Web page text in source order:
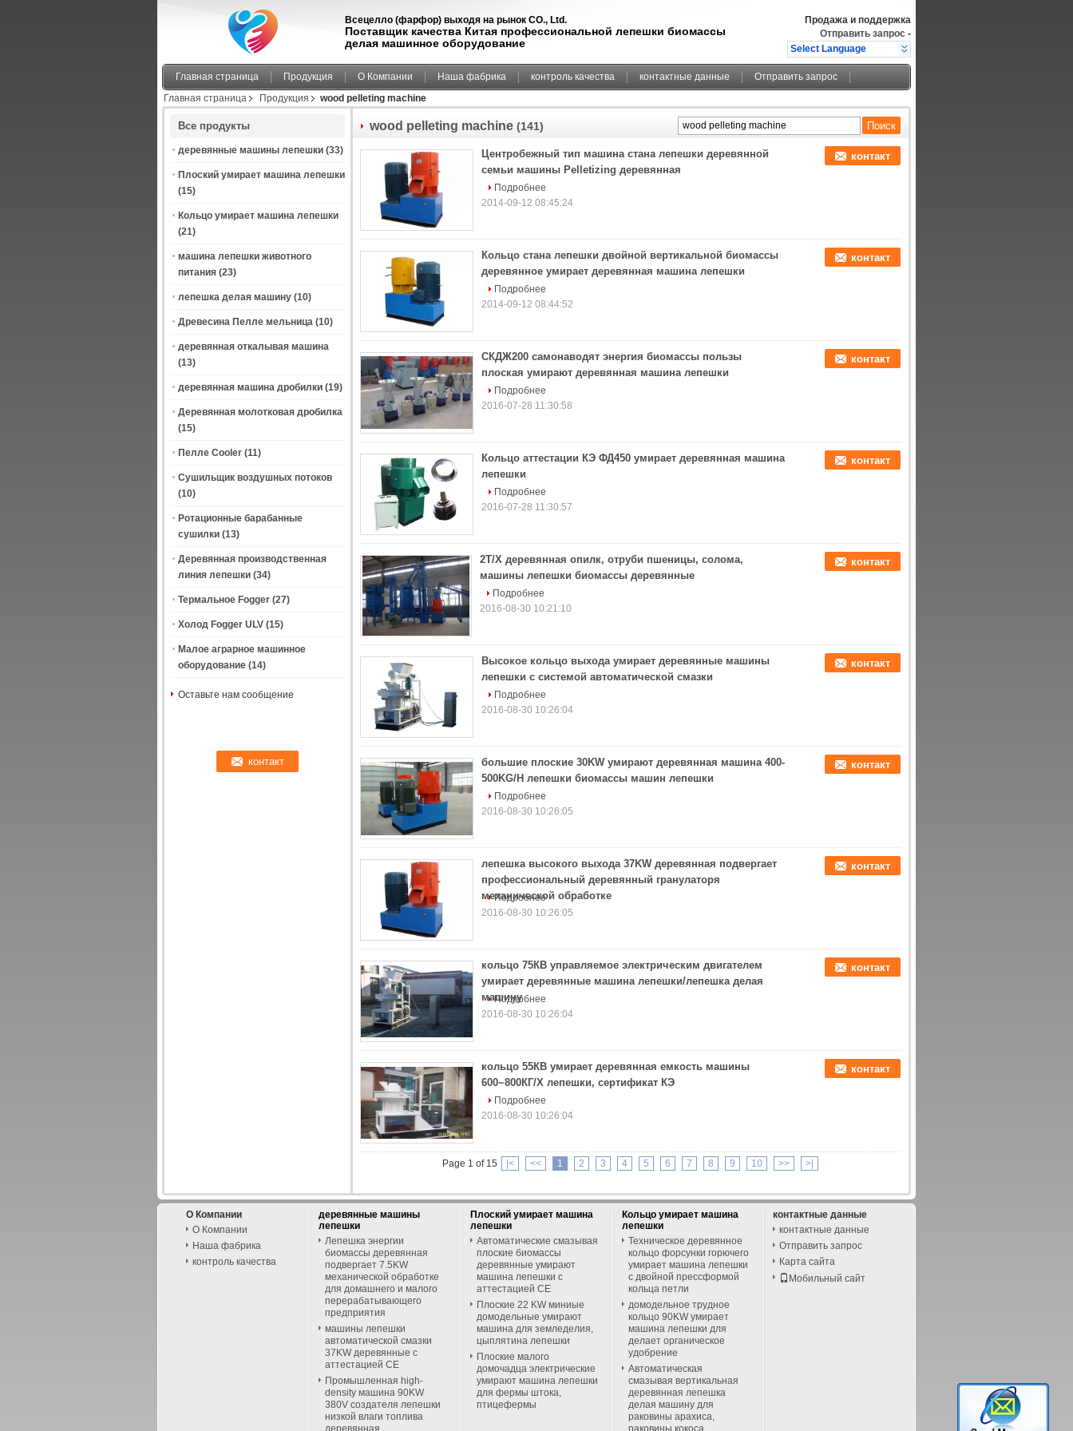
Всецелло (фарфор) выходя на рынок CO., Ltd.
Поставщик качества Китая профессиональной лепешки биомассы
делая машинное оборудование
Продажа и поддержка
Отправить запрос -
Select Language
Главная страница Продукция О Компании Наша фабрика контроль качества контактные данные
Отправить запрос
Главная страница
Продукция wood pelleting machine
Все продукты
деревянные машины лепешки (33)
Плоский умирает машина лепешки
(15)
Кольцо умирает машина лепешки
(21)
машина лепешки животного
питания (23)
лепешка делая машину (10)
Древесина Пелле мельница (10)
деревянная откалывая машина
(13)
деревянная машина дробилки (19)
Деревянная молотковая дробилка
(15)
Пелле Cooler (11)
Сушильщик воздушных потоков
(10)
Ротационные барабанные
сушилки (13)
Деревянная производственная
линия лепешки (34)
Термальное Fogger (27)
Холод Fogger ULV (15)
Малое аграрное машинное
оборудование (14)
Оставьте нам сообщение
wood pelleting machine (141)
Центробежный тип машина стана лепешки деревянной
семьи машины Pelletizing деревянная
контакт
Подробнее
2014-09-12 08:45:24
Кольцо стана лепешки двойной вертикальной биомассы
деревянное умирает деревянная машина лепешки
контакт
Подробнее
2014-09-12 08:44:52
СКДЖ200 самонаводят энергия биомассы пользы
плоская умирают деревянная машина лепешки
контакт
Подробнее
2016-07-28 11:30:58
Кольцо аттестации КЭ ФД450 умирает деревянная машина
лепешки
контакт
Подробнее
2016-07-28 11:30:57
2Т/Х деревянная опилк, отруби пшеницы, солома,
машины лепешки биомассы деревянные
контакт
Подробнее
2016-08-30 10:21:10
Высокое кольцо выхода умирает деревянные машины
лепешки с системой автоматической смазки
контакт
Подробнее
2016-08-30 10:26:04
большие плоские 30KW умирают деревянная машина 400-
500KG/H лепешки биомассы машин лепешки
контакт
Подробнее
2016-08-30 10:26:05
лепешка высокого выхода 37KW деревянная подвергает
профессиональный деревянный гранулаторя
механической обработке
контакт
Подробнее
2016-08-30 10:26:05
кольцо 75КВ управляемое электрическим двигателем
умирает деревянные машина лепешки/лепешка делая
машину
контакт
Подробнее
2016-08-30 10:26:04
кольцо 55КВ умирает деревянная емкость машины
600~800КГ/Х лепешки, сертификат КЭ
контакт
Подробнее
2016-08-30 10:26:04
Page 1 of 15 |< << 1 2 3 4 5 6 7 8 9 10 >> >|
О Компании
О Компании
Наша фабрика
контроль качества
деревянные машины
лепешки
Лепешка энергии
биомассы деревянная
подвергает 7.5KW
механической обработке
для домашнего и малого
перерабатывающего
предприятия
машины лепешки
автоматической смазки
37KW деревянные с
аттестацией CE
Промышленная high-
density машина 90KW
380V создателя лепешки
низкой влаги топлива
деревянная
Плоский умирает машина
лепешки
Автоматические смазывая
плоские биомассы
деревянные умирают
машина лепешки с
аттестацией CE
Плоские 22 KW миниые
домодельные умирают
машина для земледелия,
цыплятина лепешки
Плоские малого
домочадца электрические
умирают машина лепешки
для фермы штока,
птицефермы
Кольцо умирает машина
лепешки
Техническое деревянное
кольцо форсунки горючего
умирает машина лепешки
с двойной прессформой
кольца петли
домодельное трудное
кольцо 90KW умирает
машина лепешки для
делает органическое
удобрение
Автоматическая
смазывая вертикальная
деревянная лепешка
делая машину для
раковины арахиса,
раковины кокоса
контактные данные
контактные данные
Отправить запрос
Карта сайта
Мобильный сайт